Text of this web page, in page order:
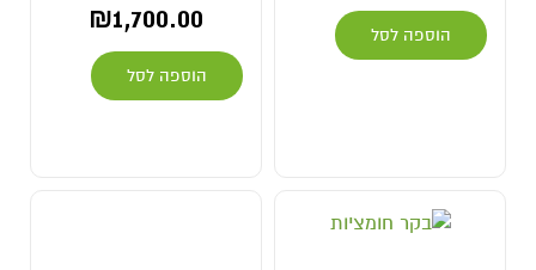
הוספה לסל ₪1,700.00
הוספה לסל